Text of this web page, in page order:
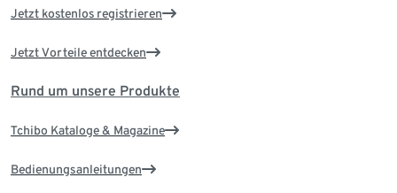
Jetzt kostenlos registrieren
Jetzt Vorteile entdecken
Rund um unsere Produkte
Tchibo Kataloge & Magazine
Bedienungsanleitungen